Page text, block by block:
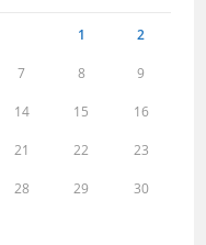
1 2
7 8 9
14 15 16
21 22 23
28 29 30